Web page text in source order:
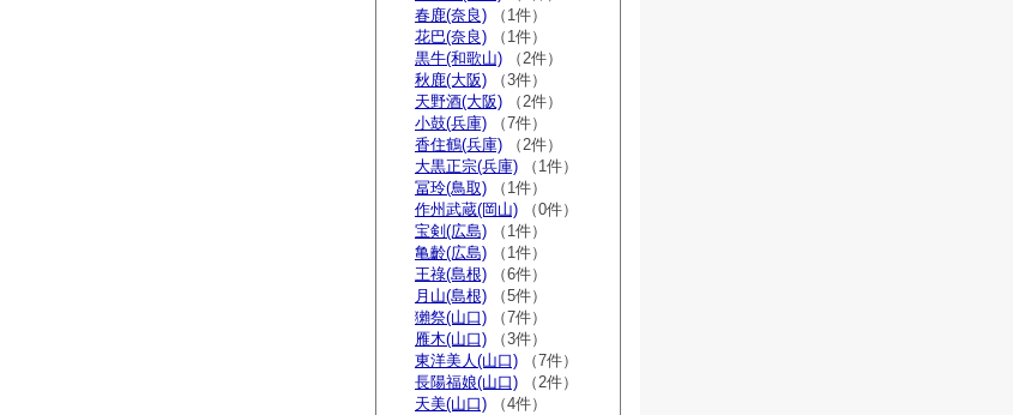
春鹿(奈良) （1件）
花巴(奈良) （1件）
黒牛(和歌山) （2件）
秋鹿(大阪) （3件）
天野酒(大阪) （2件）
小鼓(兵庫) （7件）
香住鶴(兵庫) （2件）
大黒正宗(兵庫) （1件）
冨玲(鳥取) （1件）
作州武蔵(岡山) （0件）
宝剣(広島) （1件）
亀齡(広島) （1件）
王祿(島根) （6件）
月山(島根) （5件）
獺祭(山口) （7件）
雁木(山口) （3件）
東洋美人(山口) （7件）
長陽福娘(山口) （2件）
天美(山口) （4件）